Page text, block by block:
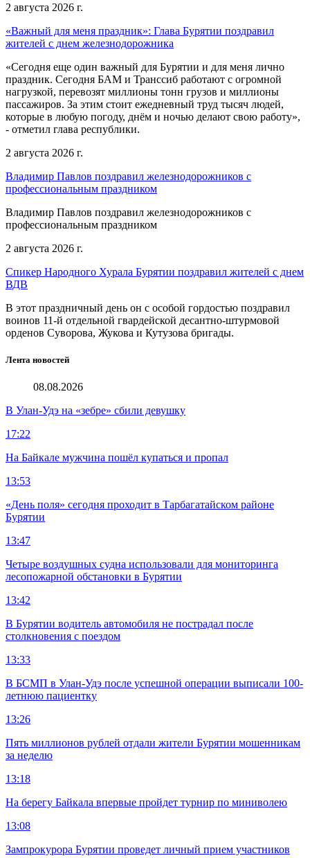
2 августа 2026 г.
«Важный для меня праздник»: Глава Бурятии поздравил
жителей с днем железнодорожника
«Сегодня еще один важный для Бурятии и для меня лично
праздник. Сегодня БАМ и Транссиб работают с огромной
нагрузкой, перевозят миллионы тонн грузов и миллионы
пассажиров. За этим стоит ежедневный труд тысяч людей,
которые в любую погоду, днём и ночью делают свою работу»,
- отметил глава республики.
2 августа 2026 г.
Владимир Павлов поздравил железнодорожников с
профессиональным праздником
Владимир Павлов поздравил железнодорожников с
профессиональным праздником
2 августа 2026 г.
Спикер Народного Хурала Бурятии поздравил жителей с днем
ВДВ
В этот праздничный день он с особой гордостью поздравил
воинов 11-й отдельной гвардейской десантно-штурмовой
орденов Суворова, Жукова и Кутузова бригады.
Лента новостей
08.08.2026
В Улан-Удэ на «зебре» сбили девушку
17:22
На Байкале мужчина пошёл купаться и пропал
13:53
«День поля» сегодня проходит в Тарбагатайском районе
Бурятии
13:47
Четыре воздушных судна использовали для мониторинга
лесопожарной обстановки в Бурятии
13:42
В Бурятии водитель автомобиля не пострадал после
столкновения с поездом
13:33
В БСМП в Улан-Удэ после успешной операции выписали 100-
летнюю пациентку
13:26
Пять миллионов рублей отдали жители Бурятии мошенникам
за неделю
13:18
На берегу Байкала впервые пройдет турнир по миниволею
13:08
Зампрокурора Бурятии проведет личный прием участников